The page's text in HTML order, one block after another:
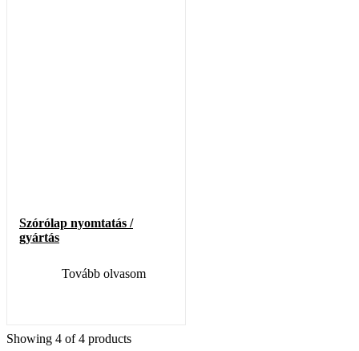
Szórólap nyomtatás /
gyártás
Tovább olvasom
Showing 4 of4 products